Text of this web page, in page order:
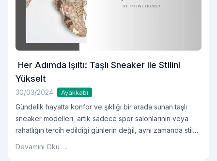
Her Adımda Işıltı: Taşlı Sneaker ile Stilini
Yükselt
30/03/2024 Ayakkabı
Gündelik hayatta konfor ve şıklığı bir arada sunan taşlı
sneaker modelleri, artık sadece spor salonlarının veya
rahatlığın tercih edildiği günlerin değil, aynı zamanda stil
Devamını Oku →